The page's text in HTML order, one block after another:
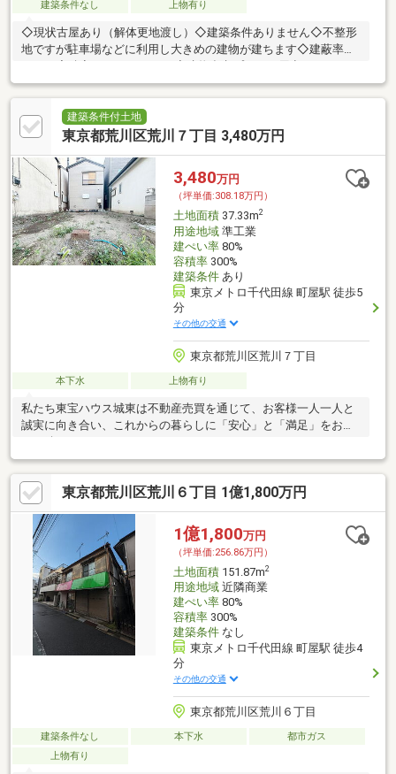
建築条件なし 上物有り
◇現状古屋あり（解体更地渡し）◇建築条件ありません◇不整形
地ですが駐車場などに利用し大きめの建物が建ちます◇建蔽率
す！◇ご状況に合わせた資金計画ご提案いたします！◇現地確認
をご希望の際は、担当スタッフがご案内いたします！◇その他、
諸条件や物件のご質問などお気軽にご相談下さい
建築条件付土地
東京都荒川区荒川７丁目 3,480万円
3,480万円
（坪単価:308.18万円）
土地面積37.33m2
用途地域準工業
建ぺい率80%
容積率300%
建築条件あり
東京メトロ千代田線 町屋駅 徒歩5
分
その他の交通
東京都荒川区荒川７丁目
本下水 上物有り
私たち東宝ハウス城東は不動産売買を通じて、お客様一人一人と
誠実に向き合い、これからの暮らしに「安心」と「満足」をお届
けし続けていきます。
東京都荒川区荒川６丁目 1億1,800万円
1億1,800万円
（坪単価:256.86万円）
土地面積151.87m2
用途地域近隣商業
建ぺい率80%
容積率300%
建築条件なし
東京メトロ千代田線 町屋駅 徒歩4
分
その他の交通
東京都荒川区荒川６丁目
建築条件なし 本下水
都市ガス
上物有り